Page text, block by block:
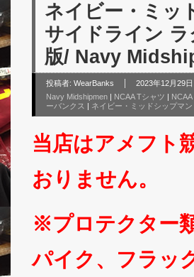
ネイビー・ミッ
サイドライン
版/ Navy
投稿者: WearBanks 2023年12月29
Navy Midshipmen
NCAA Tシャツ
ーバンクス
ネイビー・ミッドシップマ
当店はアメフト
おりません。
※プロテクター
パイク、フラッ